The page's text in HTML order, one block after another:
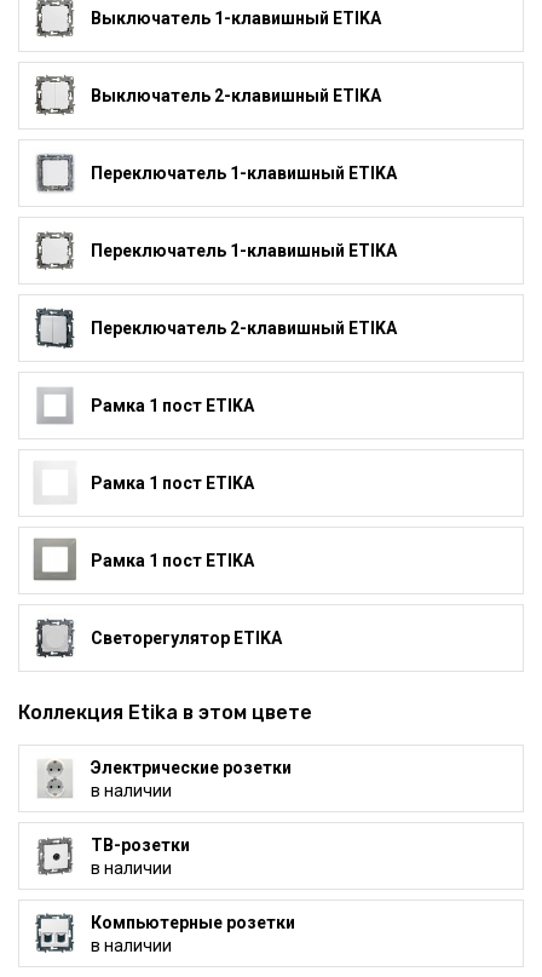
Выключатель 1-клавишный ETIKA
Выключатель 2-клавишный ETIKA
Переключатель 1-клавишный ETIKA
Переключатель 1-клавишный ETIKA
Переключатель 2-клавишный ETIKA
Рамка 1 пост ETIKA
Рамка 1 пост ETIKA
Рамка 1 пост ETIKA
Светорегулятор ETIKA
Коллекция Etika в этом цвете
Электрические розетки
в наличии
ТВ-розетки
в наличии
Компьютерные розетки
в наличии